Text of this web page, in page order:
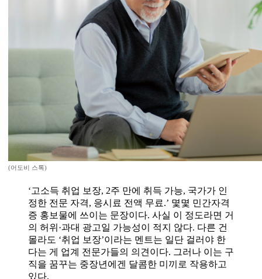
(어도비 스톡)
‘고소득 취업 보장, 2주 만에 취득 가능, 국가가 인
정한 전문 자격, 응시료 전액 무료.’ 몇몇 민간자격
증 홍보물에 쓰이는 문장이다. 사실 이 정도라면 거
의 허위·과대 광고일 가능성이 적지 않다. 다른 건
몰라도 ‘취업 보장’이라는 멘트는 일단 걸러야 한
다는 게 업계 전문가들의 의견이다. 그러나 이는 구
직을 꿈꾸는 중장년에겐 달콤한 미끼로 작용하고
있다.